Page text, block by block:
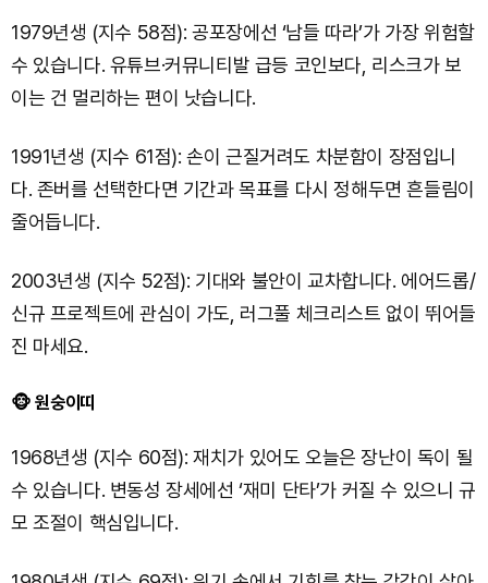
1979년생 (지수 58점): 공포장에선 ‘남들 따라’가 가장 위험할
수 있습니다. 유튜브·커뮤니티발 급등 코인보다, 리스크가 보
이는 건 멀리하는 편이 낫습니다.
1991년생 (지수 61점): 손이 근질거려도 차분함이 장점입니
다. 존버를 선택한다면 기간과 목표를 다시 정해두면 흔들림이
줄어듭니다.
2003년생 (지수 52점): 기대와 불안이 교차합니다. 에어드롭/
신규 프로젝트에 관심이 가도, 러그풀 체크리스트 없이 뛰어들
진 마세요.
🐵 원숭이띠
1968년생 (지수 60점): 재치가 있어도 오늘은 장난이 독이 될
수 있습니다. 변동성 장세에선 ‘재미 단타’가 커질 수 있으니 규
모 조절이 핵심입니다.